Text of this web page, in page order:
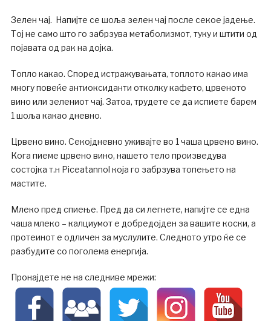
Зелен чај. Напијте се шоља зелен чај после секое јадење.
Тој не само што го забрзува метаболизмот, туку и штити од
појавата од рак на дојка.
Топло какао. Според истражувањата, топлото какао има
многу повеќе антиоксиданти отколку кафето, црвеното
вино или зелениот чај. Затоа, трудете се да испиете барем
1 шоља какао дневно.
Црвено вино. Секојдневно уживајте во 1 чаша црвено вино.
Кога пиеме црвено вино, нашето тело произведува
состојка т.н Piceatannol која го забрзува топењето на
мастите.
Млеко пред спиење. Пред да си легнете, напијте се една
чаша млеко – калциумот е добредојден за вашите коски, а
протеинот е одличен за муслулите. Следното утро ќе се
разбудите со поголема енергија.
Пронајдете не на следниве мрежи: